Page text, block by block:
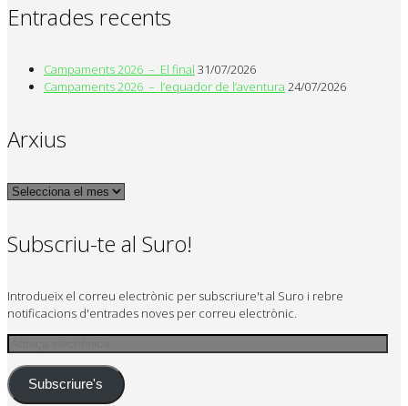
Entrades recents
Campaments 2026 – El final 31/07/2026
Campaments 2026 – l’equador de l’aventura 24/07/2026
Arxius
Arxius
Subscriu-te al Suro!
Introdueix el correu electrònic per subscriure't al Suro i rebre
notificacions d'entrades noves per correu electrònic.
Adreça
electrònica
Subscriure's